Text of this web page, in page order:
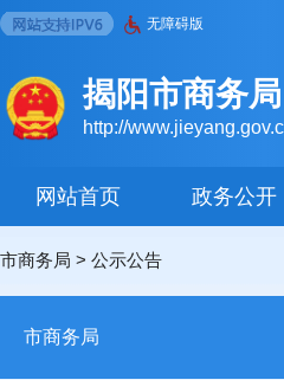
无障碍版
揭阳市商务局
http://
网站首页 政务公开
市商务局 > 公示公告
市商务局